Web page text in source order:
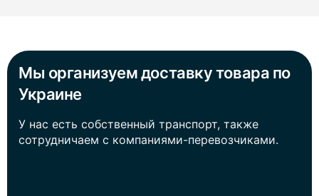
Мы организуем доставку товара по
Украине
У нас есть собственный транспорт, также
сотрудничаем с компаниями-перевозчиками.